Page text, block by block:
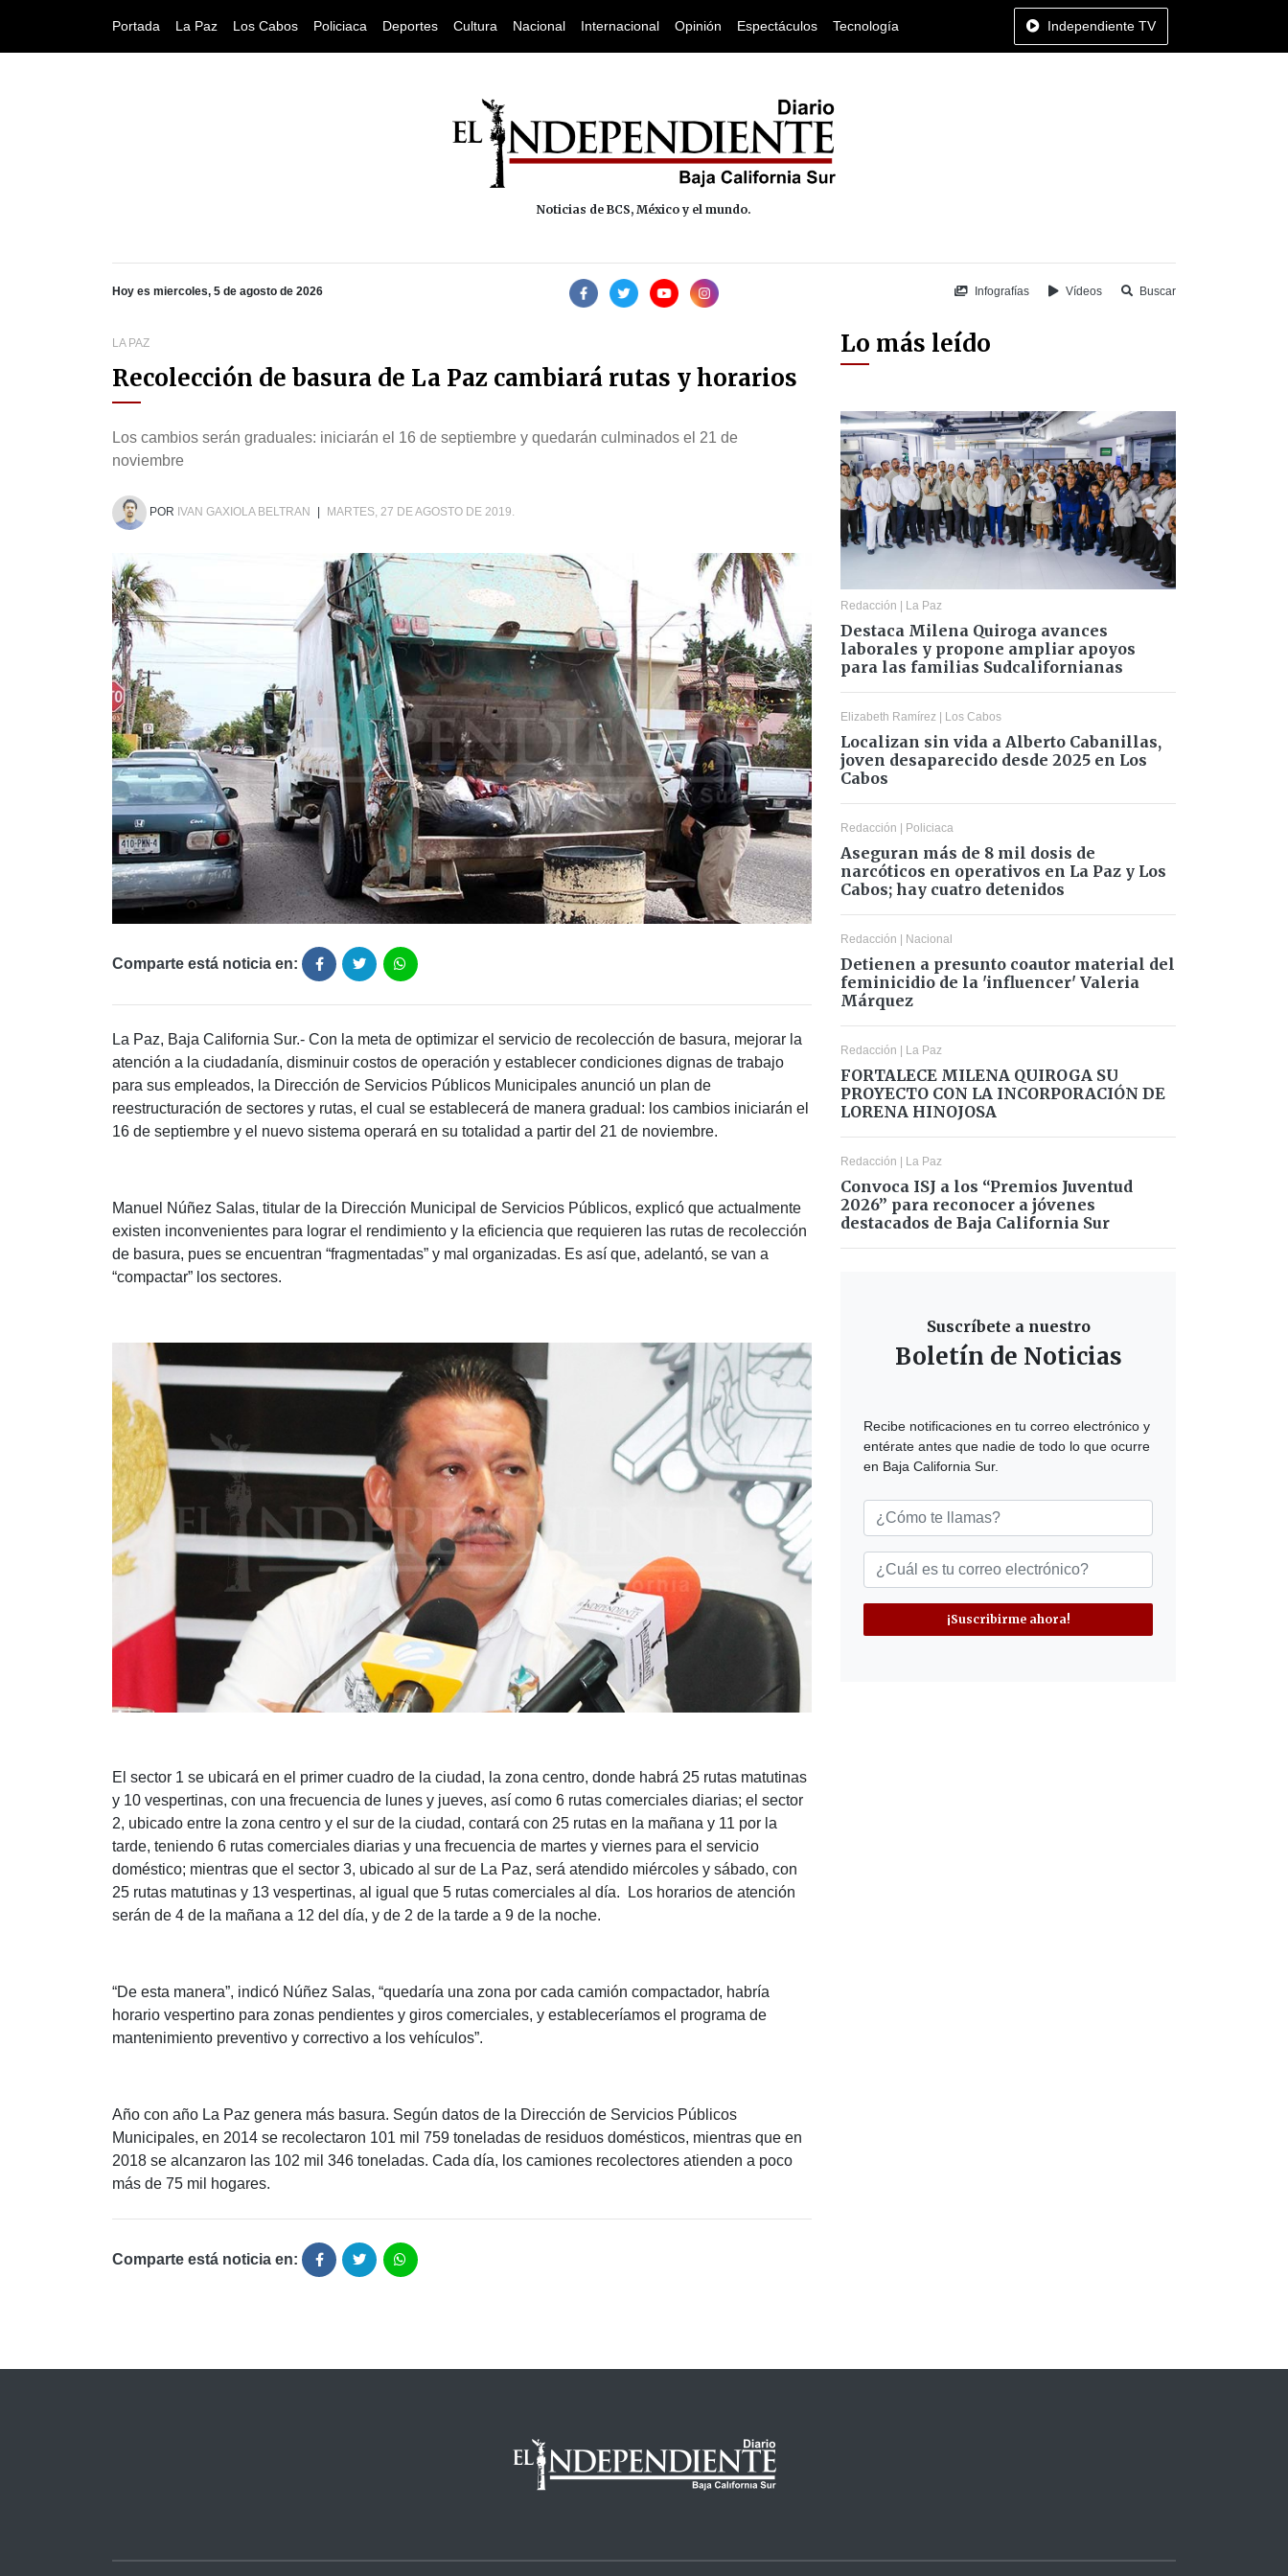
Portada La Paz Los Cabos Policiaca Deportes Cultura Nacional Internacional Opinión Espectáculos Tecnología Independiente TV
Noticias de BCS, México y el mundo.
Hoy es miercoles, 5 de agosto de 2026 Infografías Vídeos Buscar
LA PAZ
Recolección de basura de La Paz cambiará rutas y horarios
Los cambios serán graduales: iniciarán el 16 de septiembre y quedarán culminados el 21 de
noviembre
POR IVAN GAXIOLA BELTRAN MARTES, 27 DE AGOSTO DE 2019.
Comparte está noticia en:
La Paz, Baja California Sur.- Con la meta de optimizar el servicio de recolección de basura, mejorar la
atención a la ciudadanía, disminuir costos de operación y establecer condiciones dignas de trabajo
para sus empleados, la Dirección de Servicios Públicos Municipales anunció un plan de
reestructuración de sectores y rutas, el cual se establecerá de manera gradual: los cambios iniciarán el
16 de septiembre y el nuevo sistema operará en su totalidad a partir del 21 de noviembre.
Manuel Núñez Salas, titular de la Dirección Municipal de Servicios Públicos, explicó que actualmente
existen inconvenientes para lograr el rendimiento y la eficiencia que requieren las rutas de recolección
de basura, pues se encuentran “fragmentadas” y mal organizadas. Es así que, adelantó, se van a
“compactar” los sectores.
El sector 1 se ubicará en el primer cuadro de la ciudad, la zona centro, donde habrá 25 rutas matutinas
y 10 vespertinas, con una frecuencia de lunes y jueves, así como 6 rutas comerciales diarias; el sector
2, ubicado entre la zona centro y el sur de la ciudad, contará con 25 rutas en la mañana y 11 por la
tarde, teniendo 6 rutas comerciales diarias y una frecuencia de martes y viernes para el servicio
doméstico; mientras que el sector 3, ubicado al sur de La Paz, será atendido miércoles y sábado, con
25 rutas matutinas y 13 vespertinas, al igual que 5 rutas comerciales al día. Los horarios de atención
serán de 4 de la mañana a 12 del día, y de 2 de la tarde a 9 de la noche.
“De esta manera”, indicó Núñez Salas, “quedaría una zona por cada camión compactador, habría
horario vespertino para zonas pendientes y giros comerciales, y estableceríamos el programa de
mantenimiento preventivo y correctivo a los vehículos”.
Año con año La Paz genera más basura. Según datos de la Dirección de Servicios Públicos
Municipales, en 2014 se recolectaron 101 mil 759 toneladas de residuos domésticos, mientras que en
2018 se alcanzaron las 102 mil 346 toneladas. Cada día, los camiones recolectores atienden a poco
más de 75 mil hogares.
Comparte está noticia en:
Lo más leído
Redacción | La Paz
Destaca Milena Quiroga avances
laborales y propone ampliar apoyos
para las familias Sudcalifornianas
Elizabeth Ramírez | Los Cabos
Localizan sin vida a Alberto Cabanillas,
joven desaparecido desde 2025 en Los
Cabos
Redacción | Policiaca
Aseguran más de 8 mil dosis de
narcóticos en operativos en La Paz y Los
Cabos; hay cuatro detenidos
Redacción | Nacional
Detienen a presunto coautor material del
feminicidio de la 'influencer' Valeria
Márquez
Redacción | La Paz
FORTALECE MILENA QUIROGA SU
PROYECTO CON LA INCORPORACIÓN DE
LORENA HINOJOSA
Redacción | La Paz
Convoca ISJ a los “Premios Juventud
2026” para reconocer a jóvenes
destacados de Baja California Sur
Suscríbete a nuestro
Boletín de Noticias
Recibe notificaciones en tu correo electrónico y
entérate antes que nadie de todo lo que ocurre
en Baja California Sur.
¡Suscribirme ahora!